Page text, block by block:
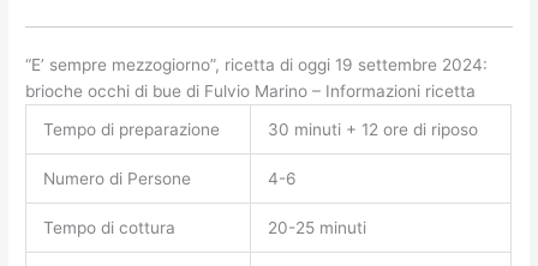
“E’ sempre mezzogiorno”, ricetta di oggi 19 settembre 2024:
brioche occhi di bue di Fulvio Marino – Informazioni ricetta
Tempo di preparazione
30 minuti + 12 ore di riposo
Numero di Persone 4-6
Tempo di cottura 20-25 minuti